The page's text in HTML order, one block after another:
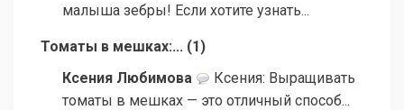
малыша зебры! Если хотите узнать...
Томаты в мешках:... (1)
Ксения Любимова
Ксения: Выращивать
томаты в мешках — это отличный способ...